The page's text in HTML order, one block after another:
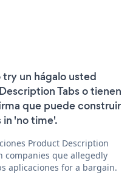
un hágalo usted
Tabs o tienen
que puede construir
'no time'.
Product Description
companies que allegedly
aplicaciones for a bargain.